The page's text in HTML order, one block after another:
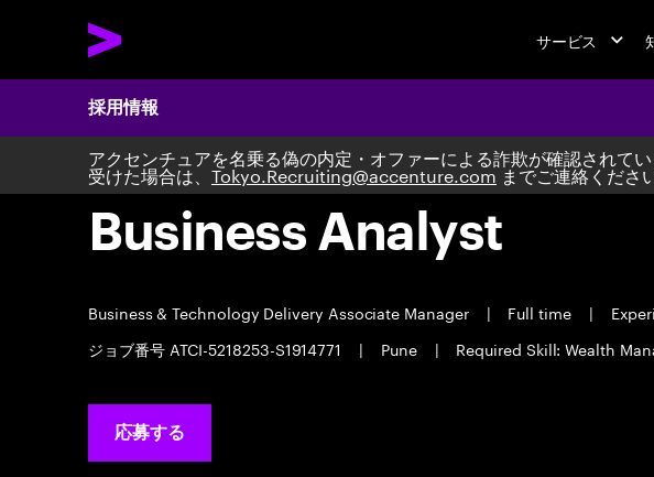
サービス
採用情報
アクセンチュアを名乗る偽の内定・オファーによる詐欺が確認されて
受けた場合は、 Tokyo.Recruiting@accenture.comまでご連絡くださ
Business Analyst
Business & Technology Delivery Associate Manager | Full time |
ジョブ番号 ATCI-5218253-S1914771
| Pune | Required Skill: Wealth
応募する